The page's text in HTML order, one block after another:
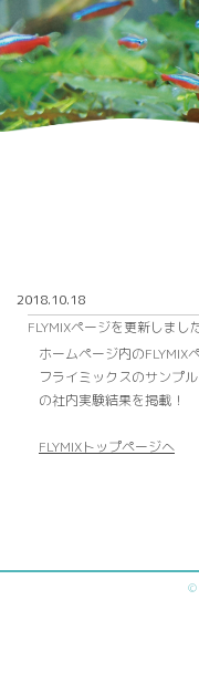
2018.10.18
FLYMIXページを更新しまし
ホームページ内のFLYMIX
フライミックスのサンプ
の社内実験結果を掲載！
FLYMIXトップページへ
©